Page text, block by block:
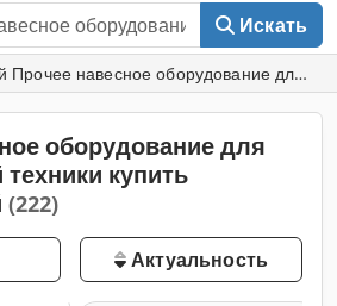
Искать
навесное оборудование для
оборудование для
купить
(222)
Актуальность